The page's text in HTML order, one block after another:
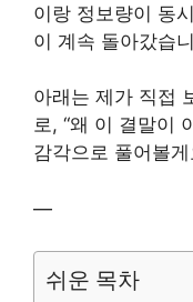
이랑 정보량이 동
이 계속 돌아갔습
아래는 제가 직접
로, “왜 이 결말이
감각으로 풀어볼
—
쉬운 목차